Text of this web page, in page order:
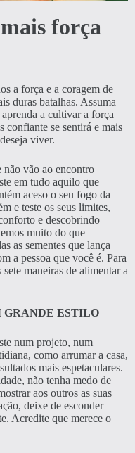
força
a força e a coragem de
duras batalhas. Assuma
a cultivar a força
confiante se sentirá e mais
viver.
não vão ao encontro
em tudo aquilo que
aceso o seu fogo da
e teste os seus limites,
e descobrindo
muito do que
as sementes que lança
a pessoa que você é. Para
maneiras de alimentar a
GRANDE ESTILO
num projeto, num
como arrumar a casa,
mais espetaculares.
não tenha medo de
aos outros as suas
deixe de esconder
Acredite que merece o